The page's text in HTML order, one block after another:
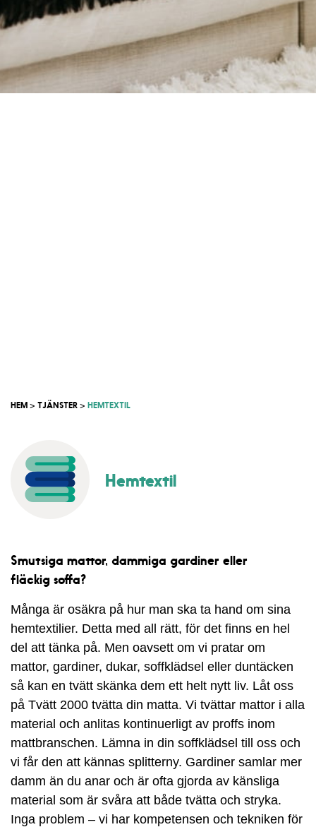
HEM TJÄNSTER HEMTEXTIL
Hemtextil
Smutsiga mattor, dammiga gardiner eller
fläckig soffa?
Många är osäkra på hur man ska ta hand om sina
hemtextilier. Detta med all rätt, för det finns en hel
del att tänka på. Men oavsett om vi pratar om
mattor, gardiner, dukar, soffklädsel eller duntäcken
så kan en tvätt skänka dem ett helt nytt liv. Låt oss
på Tvätt 2000 tvätta din matta. Vi tvättar mattor i alla
material och anlitas kontinuerligt av proffs inom
mattbranschen. Lämna in din soffklädsel till oss och
vi får den att kännas splitterny. Gardiner samlar mer
damm än du anar och är ofta gjorda av känsliga
material som är svåra att både tvätta och stryka.
Inga problem – vi har kompetensen och tekniken för